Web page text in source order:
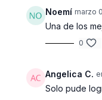
Noemí marzo
Una de los
0
Angelica C.
Solo pude